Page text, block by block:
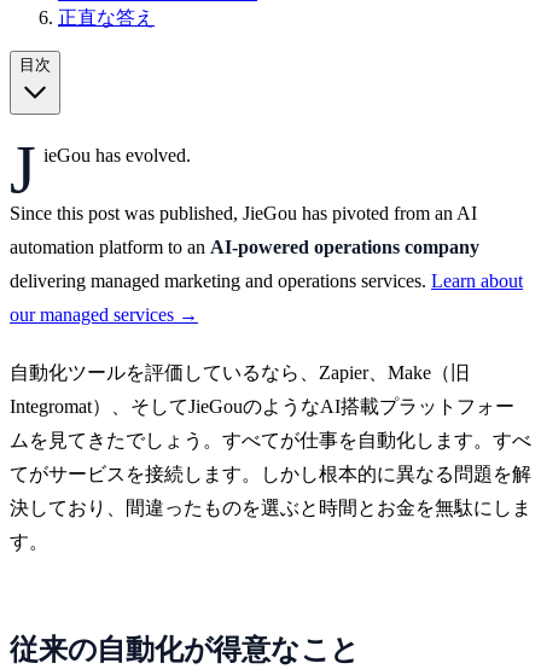
正直な答え
目次
J ieGou has evolved.
Since this post was published, JieGou has pivoted from an AI
automation platform to an AI-powered operations company
delivering managed marketing and operations services. Learn about
our managed services →
自動化ツールを評価しているなら、Zapier、Make（旧
Integromat）、そしてJieGouのようなAI搭載プラットフォー
ムを見てきたでしょう。すべてが仕事を自動化します。すべ
てがサービスを接続します。しかし根本的に異なる問題を解
決しており、間違ったものを選ぶと時間とお金を無駄にしま
す。
従来の自動化が得意なこと